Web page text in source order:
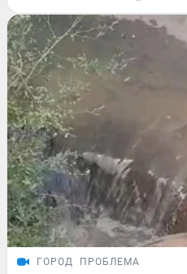
ГОРОД ПРОБЛЕМА